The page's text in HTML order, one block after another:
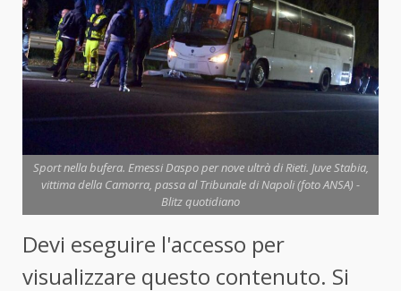
Sport nella bufera. Emessi Daspo per nove ultrà di Rieti. Juve Stabia,
vittima della Camorra, passa al Tribunale di Napoli (foto ANSA) -
Blitz quotidiano
Devi eseguire l'accesso per
visualizzare questo contenuto. Si